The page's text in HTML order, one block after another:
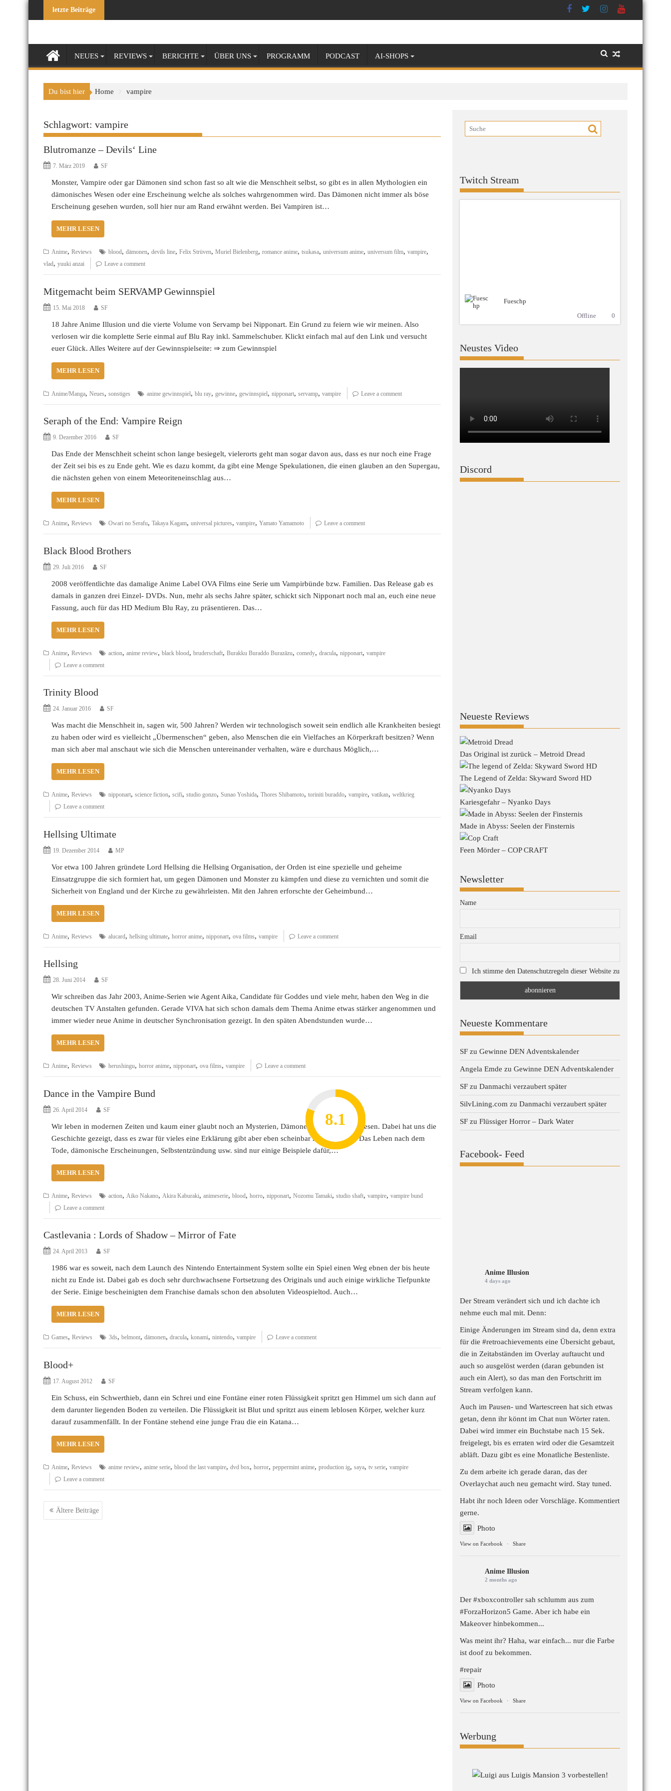
letzte Beiträge
NEUES REVIEWS BERICHTE ÜBER UNS PROGRAMM PODCAST AI-SHOPS
Du bist hier Home vampire
Schlagwort: vampire
Blutromanze – Devils‘ Line
7. März 2019 SF
Monster, Vampire oder gar Dämonen sind schon fast so alt wie die Menschheit selbst, so gibt es in allen Mythologien ein
dämonisches Wesen oder eine Erscheinung welche als solches wahrgenommen wird. Das Dämonen nicht immer als böse
Erscheinung gesehen wurden, soll hier nur am Rand erwähnt werden. Bei Vampiren ist…
MEHR LESEN
Anime, Reviews blood, dämonen, devils line, Felix Strüven, Muriel Bielenberg, romance anime, tsukasa, universum anime, universum film, vampire,
vlad, yuuki anzai Leave a comment
Mitgemacht beim SERVAMP Gewinnspiel
15. Mai 2018 SF
18 Jahre Anime Illusion und die vierte Volume von Servamp bei Nipponart. Ein Grund zu feiern wie wir meinen. Also
verlosen wir die komplette Serie einmal auf Blu Ray inkl. Sammelschuber. Klickt einfach mal auf den Link und versucht
euer Glück. Alles Weitere auf der Gewinnspielseite: ⇒ zum Gewinnspiel
MEHR LESEN
Anime/Manga, Neues, sonstiges anime gewinnspiel, blu ray, gewinne, gewinnspiel, nipponart, servamp, vampire Leave a comment
Seraph of the End: Vampire Reign
9. Dezember 2016 SF
Das Ende der Menschheit scheint schon lange besiegelt, vielerorts geht man sogar davon aus, dass es nur noch eine Frage
der Zeit sei bis es zu Ende geht. Wie es dazu kommt, da gibt eine Menge Spekulationen, die einen glauben an den Supergau,
die nächsten gehen von einem Meteoriteneinschlag aus…
MEHR LESEN
Anime, Reviews Owari no Serafu, Takaya Kagam, universal pictures, vampire, Yamato Yamamoto Leave a comment
Black Blood Brothers
29. Juli 2016 SF
2008 veröffentlichte das damalige Anime Label OVA Films eine Serie um Vampirbünde bzw. Familien. Das Release gab es
damals in ganzen drei Einzel- DVDs. Nun, mehr als sechs Jahre später, schickt sich Nipponart noch mal an, euch eine neue
Fassung, auch für das HD Medium Blu Ray, zu präsentieren. Das…
MEHR LESEN
Anime, Reviews action, anime review, black blood, bruderschaft, Burakku Buraddo Burazāzu, comedy, dracula, nipponart, vampire
Leave a comment
Trinity Blood
24. Januar 2016 SF
Was macht die Menschheit in, sagen wir, 500 Jahren? Werden wir technologisch soweit sein endlich alle Krankheiten besiegt
zu haben oder wird es vielleicht „Übermenschen“ geben, also Menschen die ein Vielfaches an Körperkraft besitzen? Wenn
man sich aber mal anschaut wie sich die Menschen untereinander verhalten, wäre e durchaus Möglich,…
MEHR LESEN
Anime, Reviews nipponart, science fiction, scifi, studio gonzo, Sunao Yoshida, Thores Shibamoto, toriniti buraddo, vampire, vatikan, weltkrieg
Leave a comment
Hellsing Ultimate
19. Dezember 2014 MP
Vor etwa 100 Jahren gründete Lord Hellsing die Hellsing Organisation, der Orden ist eine spezielle und geheime
Einsatzgruppe die sich formiert hat, um gegen Dämonen und Monster zu kämpfen und diese zu vernichten und somit die
Sicherheit von England und der Kirche zu gewährleisten. Mit den Jahren erforschte der Geheimbund…
MEHR LESEN
Anime, Reviews alucard, hellsing ultimate, horror anime, nipponart, ova films, vampire Leave a comment
Hellsing
28. Juni 2014 SF
Wir schreiben das Jahr 2003, Anime-Serien wie Agent Aika, Candidate für Goddes und viele mehr, haben den Weg in die
deutschen TV Anstalten gefunden. Gerade VIVA hat sich schon damals dem Thema Anime etwas stärker angenommen und
immer wieder neue Anime in deutscher Synchronisation gezeigt. In den späten Abendstunden wurde…
MEHR LESEN
Anime, Reviews herushingu, horror anime, nipponart, ova films, vampire Leave a comment
Dance in the Vampire Bund
26. April 2014 SF
Wir leben in modernen Zeiten und kaum einer glaubt noch an Mysterien, Dämonen oder ähnliche Wesen. Dabei hat uns die
Geschichte gezeigt, dass es zwar für vieles eine Erklärung gibt aber eben scheinbar nicht für alles. Das Leben nach dem
Tode, dämonische Erscheinungen, Selbstentzündung usw. sind nur einige Beispiele dafür,…
MEHR LESEN
Anime, Reviews action, Aiko Nakano, Akira Kaburaki, animeserie, blood, horro, nipponart, Nozomu Tamaki, studio shaft, vampire, vampire bund
Leave a comment
Castlevania : Lords of Shadow – Mirror of Fate
24. April 2013 SF
1986 war es soweit, nach dem Launch des Nintendo Entertainment System sollte ein Spiel einen Weg ebnen der bis heute
nicht zu Ende ist. Dabei gab es doch sehr durchwachsene Fortsetzung des Originals und auch einige wirkliche Tiefpunkte
der Serie. Einige bescheinigten dem Franchise damals schon den absoluten Videospieltod. Auch…
MEHR LESEN
Games, Reviews 3ds, belmont, dämonen, dracula, konami, nintendo, vampire Leave a comment
Blood+
17. August 2012 SF
Ein Schuss, ein Schwerthieb, dann ein Schrei und eine Fontäne einer roten Flüssigkeit spritzt gen Himmel um sich dann auf
dem darunter liegenden Boden zu verteilen. Die Flüssigkeit ist Blut und spritzt aus einem leblosen Körper, welcher kurz
darauf zusammenfällt. In der Fontäne stehend eine junge Frau die ein Katana…
MEHR LESEN
Anime, Reviews anime review, anime serie, blood the last vampire, dvd box, horror, peppermint anime, production ig, saya, tv serie, vampire
Leave a comment
Beitragsnavigation
Ältere Beiträge
Twitch Stream
Fueschp
Offline
0
Neustes Video
Discord
Neueste Reviews
Das Original ist zurück – Metroid Dread
8.2
The Legend of Zelda: Skyward Sword HD
7.8
Kariesgefahr – Nyanko Days
7.1
Made in Abyss: Seelen der Finsternis
7
Feen Mörder – COP CRAFT
8.1
Newsletter
Name
Email
Ich stimme den Datenschutzregeln dieser Website zu
Neueste Kommentare
SF zu Gewinne DEN Adventskalender
Angela Emde zu Gewinne DEN Adventskalender
SF zu Danmachi verzaubert später
SilvLining.com zu Danmachi verzaubert später
SF zu Flüssiger Horror – Dark Water
Facebook- Feed
Anime Illusion
4 days ago
Der Stream verändert sich und ich dachte ich
nehme euch mal mit. Denn:
Einige Änderungen im Stream sind da, denn extra
für die #retroachievements eine Übersicht gebaut,
die in Zeitabständen im Overlay auftaucht und
auch so ausgelöst werden (daran gebunden ist
auch ein Alert), so das man den Fortschritt im
Stream verfolgen kann.
Auch im Pausen- und Wartescreen hat sich etwas
getan, denn ihr könnt im Chat nun Wörter raten.
Dabei wird immer ein Buchstabe nach 15 Sek.
freigelegt, bis es erraten wird oder die Gesamtzeit
abläft. Dazu gibt es eine Monatliche Bestenliste.
Zu dem arbeite ich gerade daran, das der
Overlaychat auch neu gemacht wird. Stay tuned.
Habt ihr noch Ideen oder Vorschläge. Kommentiert
gerne.
Photo
View on Facebook · Share
Anime Illusion
2 months ago
Der #xboxcontroller sah schlumm aus zum
#ForzaHorizon5 Game. Aber ich habe ein
Makeover hinbekommen...
Was meint ihr? Haha, war einfach... nur die Farbe
ist doof zu bekommen.
#repair
Photo
View on Facebook · Share
Werbung